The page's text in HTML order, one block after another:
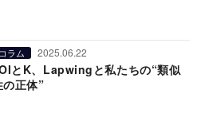
コラム 2025.06.22
とK、Lapwingと私たちの“類似
の正体”